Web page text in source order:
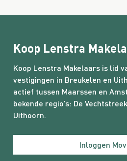
Koop Lenstra
Koop Lenstra Makelaars is lid
vestigingen in Breukelen en
actief tussen Maarssen en
bekende regio’s: De Vechtstreek
Uithoorn.
Inloggen